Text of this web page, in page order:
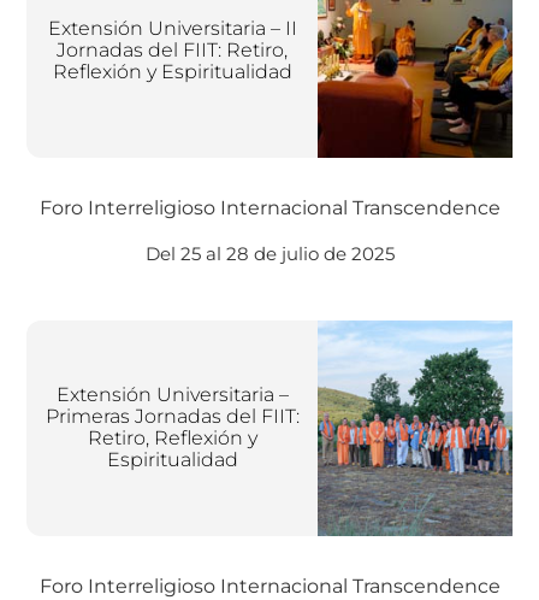
Extensión Universitaria – II
Jornadas del FIIT: Retiro,
Reflexión y Espiritualidad
Foro Interreligioso Internacional Transcendence
Del 25 al 28 de julio de 2025
Extensión Universitaria –
Primeras Jornadas del FIIT:
Retiro, Reflexión y
Espiritualidad
Foro Interreligioso Internacional Transcendence